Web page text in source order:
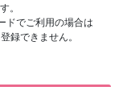
。
ドでご利用の場合は
録できません。